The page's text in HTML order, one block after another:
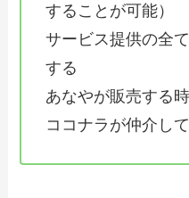
することが可能）
サービス提供の全
する
あなやが販売する
ココナラが仲介し